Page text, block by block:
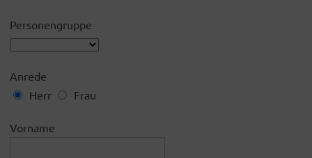
Personengruppe
Anrede
Herr
Frau
Vorname